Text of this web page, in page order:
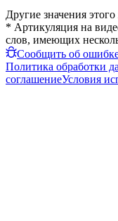
Другие значения этого
* Артикуляция на
слов, имеющих
Сообщить об
Политика обработки
соглашениеУсловия